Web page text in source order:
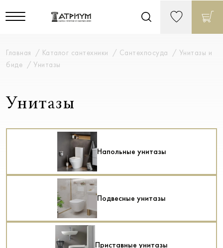
Главная Каталог сантехники Сантехпосуда
Унитазы и
биде
Унитазы
Унитазы
Напольные унитазы
Подвесные унитазы
Приставные унитазы